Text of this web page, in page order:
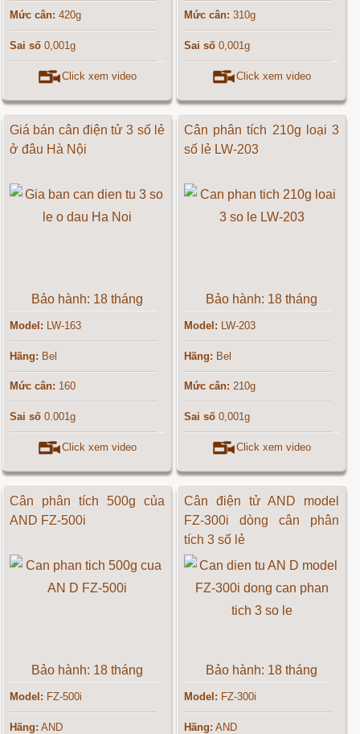
Mức cân: 420g
Sai số 0,001g
Click xem video
Mức cân: 310g
Sai số 0,001g
Click xem video
Giá bán cân điện tử 3 số lẻ
ở đâu Hà Nội
Bảo hành: 18 tháng
Model: LW-163
Hãng: Bel
Mức cân: 160
Sai số 0.001g
Click xem video
Cân phân tích 210g loại 3
số lẻ LW-203
Bảo hành: 18 tháng
Model: LW-203
Hãng: Bel
Mức cân: 210g
Sai số 0,001g
Click xem video
Cân phân tích 500g của
AND FZ-500i
Bảo hành: 18 tháng
Model: FZ-500i
Hãng: AND
Cân điện tử AND model
FZ-300i dòng cân phân
tích 3 số lẻ
Bảo hành: 18 tháng
Model: FZ-300i
Hãng: AND